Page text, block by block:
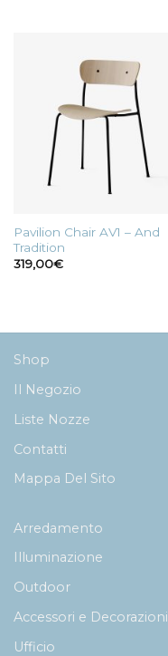
Pavilion Chair AV1 – And
Tradition
319,00€
Shop
Il Negozio
Liste Nozze
Contatti
Mappa Del Sito
Arredamento
Illuminazione
Outdoor
Accessori e Decorazioni
Ufficio